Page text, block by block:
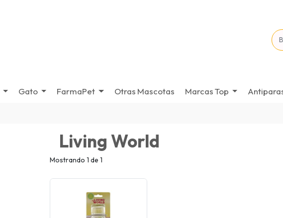
Gato FarmaPet Otras Mascotas Marcas Top
Living World
Mostrando 1 de 1